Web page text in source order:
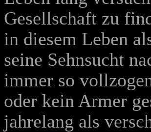
Gesellschaft zu
in diesem Leben
seine Sehnsucht
immer so
oder kein Armer
jahrelang als